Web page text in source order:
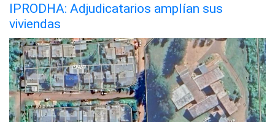
IPRODHA: Adjudicatarios amplían sus
viviendas